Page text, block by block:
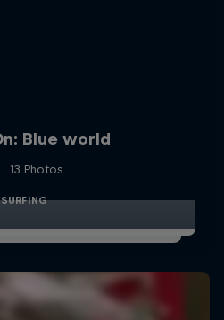
Blue world
13 Photos
SURFING